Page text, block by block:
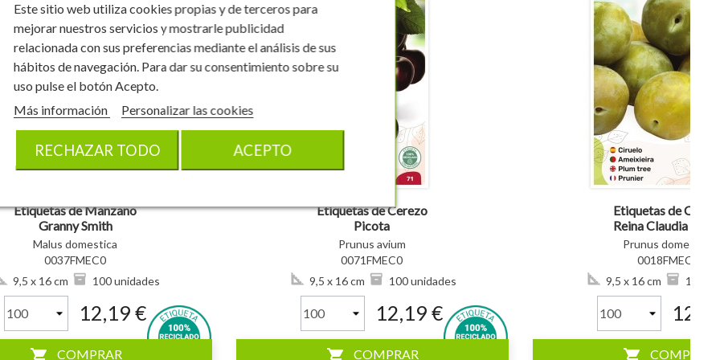
Etiquetas de Manzano
Granny Smith
Malus domestica
0037FMEC0
9,5 x 16 cm
100 unidades
12,19 €
shopping_cart COMPRAR
Etiquetas de Cerezo
Picota
Prunus avium
0071FMEC0
9,5 x 16 cm
100 unidades
12,19 €
shopping_cart COMPRAR
Etiquetas de
Reina Claudia
Prunus domestica
0018FMEC0
9,5 x 16 cm
100
shopping_cart COMPRAR
Este sitio web utiliza cookies propias y de terceros para
mejorar nuestros servicios y mostrarle publicidad
relacionada con sus preferencias mediante el análisis de sus
hábitos de navegación. Para dar su consentimiento sobre su
uso pulse el botón Acepto.
Más información
Personalizar las cookies
RECHAZAR TODO ACEPTO